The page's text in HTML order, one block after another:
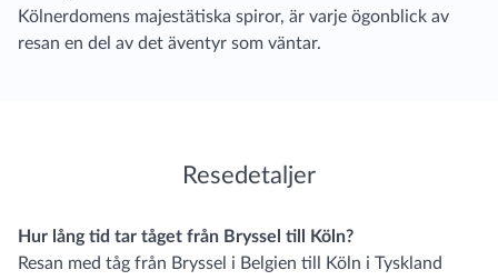
Kölnerdomens majestätiska spiror, är varje ögonblick av
resan en del av det äventyr som väntar.
Resedetaljer
Hur lång tid tar tåget från Bryssel till Köln?
Resan med tåg från Bryssel i Belgien till Köln i Tyskland